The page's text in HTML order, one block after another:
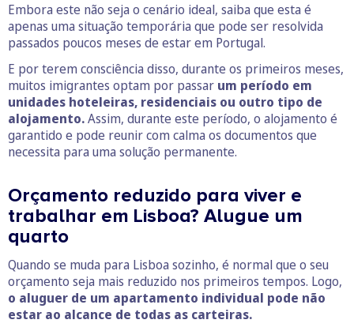
Embora este não seja o cenário ideal, saiba que esta é
apenas uma situação temporária que pode ser resolvida
passados poucos meses de estar em Portugal.
E por terem consciência disso, durante os primeiros meses,
muitos imigrantes optam por passar um período em
unidades hoteleiras, residenciais ou outro tipo de
alojamento.Assim, durante este período, o alojamento é
garantido e pode reunir com calma os documentos que
necessita para uma solução permanente.
Orçamento reduzido para viver e
trabalhar em Lisboa? Alugue um
quarto
Quando se muda para Lisboa sozinho, é normal que o seu
orçamento seja mais reduzido nos primeiros tempos. Logo,
o aluguer de um apartamento individual pode não
estar ao alcance de todas as carteiras.